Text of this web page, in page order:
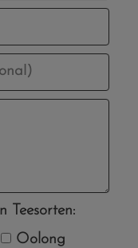
Teesorten:
Oolong